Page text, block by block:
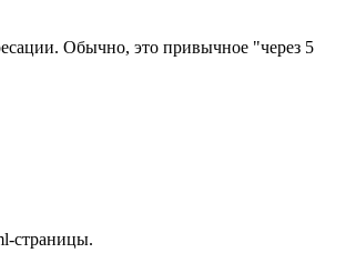
Обычно, это привычное "через 5
страницы.